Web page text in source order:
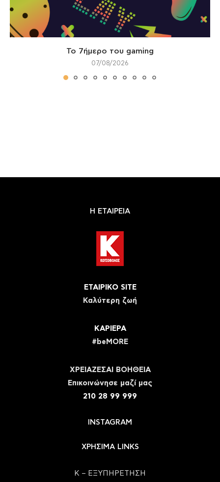
Το 7ήμερο του gaming
07/08/2026
Η ΕΤΑΙΡΕΙΑ
ΕΤΑΙΡΙΚΟ SITE
Καλύτερη ζωή
ΚΑΡΙΕΡΑ
#beMORE
ΧΡΕΙΑΖΕΣΑΙ ΒΟΗΘΕΙΑ
Eπικοινώνησε μαζί μας
210 28 99 999
INSTAGRAM
ΧΡΗΣΙΜΑ LINKS
Κ – ΕΞΥΠΗΡΕΤΗΣΗ